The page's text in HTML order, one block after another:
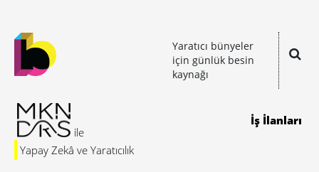
Yaratıcı bünyeler
için günlük besin
kaynağı
Yapay Zekâ ve Yaratıcılık
İş İlanları